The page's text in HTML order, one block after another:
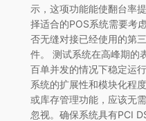
示，这项功能能使翻台率
择适合的POS系统需要考
否无缝对接已经使用的第
件。 测试系统在高峰期的
百单并发的情况下稳定运
系统的扩展性和模块化程
或库存管理功能，应该无
忽视。确保系统具有PCI